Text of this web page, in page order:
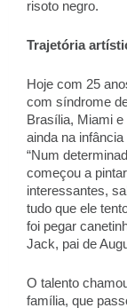
risoto negro.
Trajetória
Hoje com 25
com síndrome
Brasília, Miami
ainda na
“Num
começou a
interessantes,
tudo que ele
foi pegar
Jack, pai de
O talento
família, que